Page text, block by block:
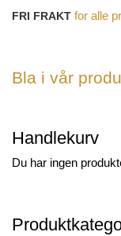
FRI FRAKT for alle
Bla i vår
Handlekurv
Du har ingen